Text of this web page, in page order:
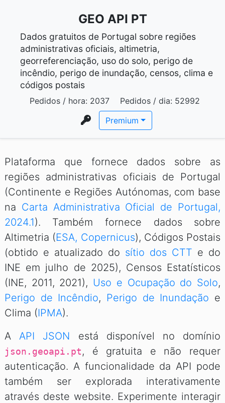
GEO API PT
Dados gratuitos de Portugal sobre regiões
administrativas oficiais, altimetria,
georreferenciação, uso do solo, perigo de
incêndio, perigo de inundação, censos, clima e
códigos postais
Pedidos / hora: 2037 Pedidos / dia: 52992
Premium
Plataforma que fornece dados sobre as
regiões administrativas oficiais de Portugal
(Continente e Regiões Autónomas, com base
na Carta Administrativa Oficial de Portugal,
2024.1). Também fornece dados sobre
Altimetria (ESA, Copernicus), Códigos Postais
(obtido e atualizado do sítio dos CTT e do
INE em julho de 2025), Censos Estatísticos
(INE, 2011, 2021), Uso e Ocupação do Solo,
Perigo de Incêndio, Perigo de Inundação e
Clima (IPMA).
AAPI JSON está disponível no domínio
json.geoapi.pt , é gratuita e não requer
autenticação. A funcionalidade da API pode
também ser explorada interativamente
através deste website. Experimente interagir